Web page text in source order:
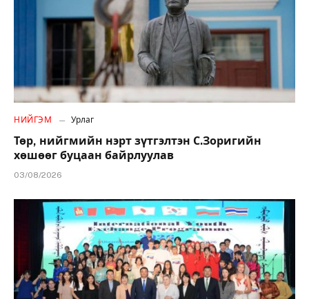
НИЙГЭМ Урлаг
Төр, нийгмийн нэрт зүтгэлтэн С.Зоригийн
хөшөөг буцаан байрлуулав
03/08/2026